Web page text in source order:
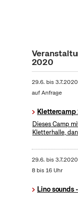
2020
29.6. bis3.7.2020
auf Anfrage
Dieses Camp
Kletterhalle,
29.6. bis3.7.2020
8 bis 16 Uhr
Lino sounds